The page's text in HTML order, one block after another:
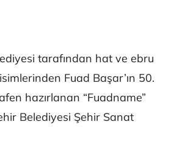
tarafından hat ve ebru
Fuad Başar’ın 50.
hazırlanan “Fuadname”
Belediyesi Şehir Sanat